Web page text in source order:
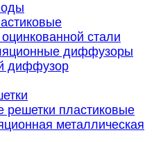
стали
диффузоры
диффузор
решетки пластиковые
металлическая